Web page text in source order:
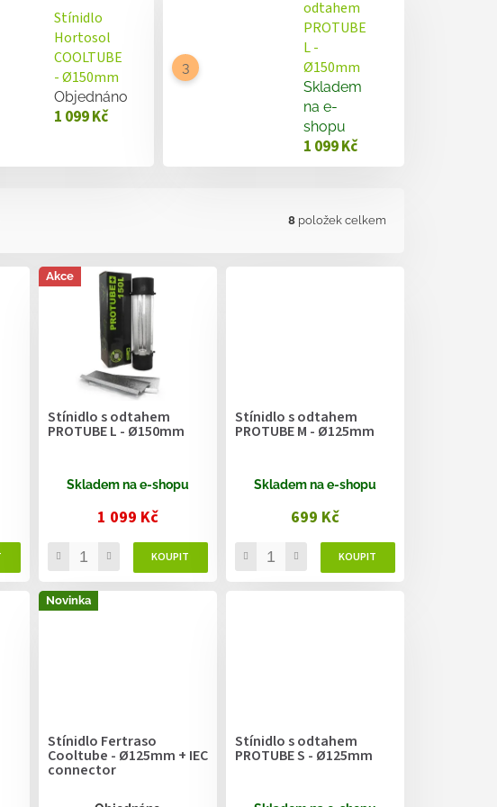
Stínidlo
Hortosol
COOLTUBE
- Ø150mm
Objednáno
1 099 Kč
odtahem
PROTUBE
L -
Ø150mm
Skladem
na e-
shopu
1 099 Kč
8 položek celkem
Akce
Stínidlo s odtahem
PROTUBE L - Ø150mm
Skladem na e-shopu
1 099 Kč
Stínidlo s odtahem
PROTUBE M - Ø125mm
Skladem na e-shopu
699 Kč
Novinka
Stínidlo Fertraso
Cooltube - Ø125mm + IEC
connector
Stínidlo s odtahem
PROTUBE S - Ø125mm